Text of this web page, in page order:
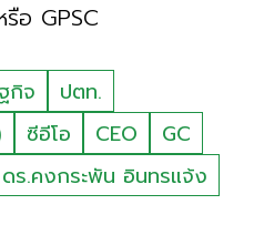
อ GPSC
กิจ
ปตท.
ซีอีโอ CEO
GC
ดร.คงกระพัน อินทรแจ้ง